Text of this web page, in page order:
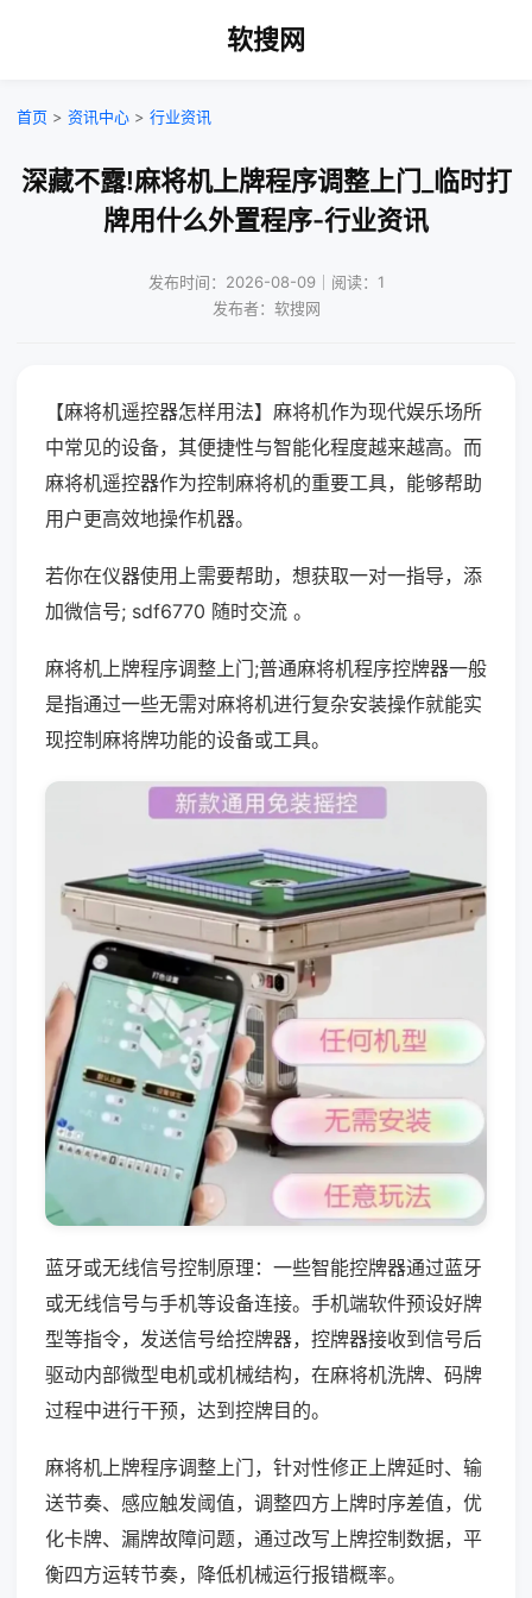
软搜网
首页 > 资讯中心 > 行业资讯
深藏不露!麻将机上牌程序调整上门_临时打
牌用什么外置程序-行业资讯
发布时间：2026-08-09｜阅读：1
发布者：软搜网
【麻将机遥控器怎样用法】麻将机作为现代娱乐场所
中常见的设备，其便捷性与智能化程度越来越高。而
麻将机遥控器作为控制麻将机的重要工具，能够帮助
用户更高效地操作机器。
若你在仪器使用上需要帮助，想获取一对一指导，添
加微信号; sdf6770 随时交流 。
麻将机上牌程序调整上门;普通麻将机程序控牌器一般
是指通过一些无需对麻将机进行复杂安装操作就能实
现控制麻将牌功能的设备或工具。
蓝牙或无线信号控制原理：一些智能控牌器通过蓝牙
或无线信号与手机等设备连接。手机端软件预设好牌
型等指令，发送信号给控牌器，控牌器接收到信号后
驱动内部微型电机或机械结构，在麻将机洗牌、码牌
过程中进行干预，达到控牌目的。
麻将机上牌程序调整上门，针对性修正上牌延时、输
送节奏、感应触发阈值，调整四方上牌时序差值，优
化卡牌、漏牌故障问题，通过改写上牌控制数据，平
衡四方运转节奏，降低机械运行报错概率。